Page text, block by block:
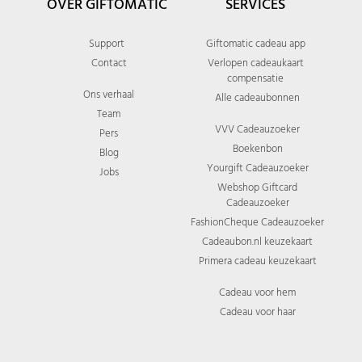
Support
Contact
Ons verhaal
Team
Pers
Blog
Jobs
Giftomatic cadeau app
Verlopen cadeaukaart
compensatie
Alle cadeaubonnen
VVV Cadeauzoeker
Boekenbon
Yourgift Cadeauzoeker
Webshop Giftcard
Cadeauzoeker
FashionCheque Cadeauzoeker
Cadeaubon.nl keuzekaart
Primera cadeau keuzekaart
Cadeau voor hem
Cadeau voor haar